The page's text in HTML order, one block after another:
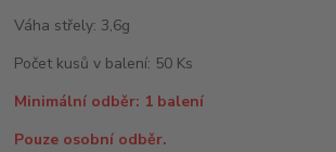
Váha střely: 3,6g
Počet kusů v balení: 50 Ks
Minimální odběr: 1 balení
Pouze osobní odběr.